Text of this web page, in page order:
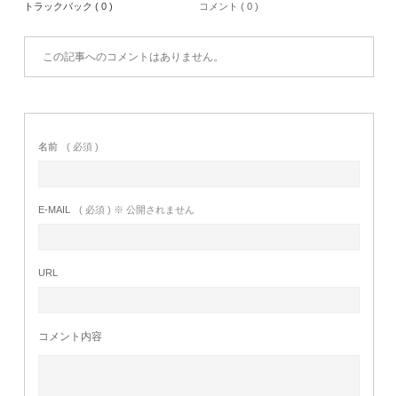
トラックバック ( 0 ) コメント ( 0 )
この記事へのコメントはありません。
名前 ( 必須 )
E-MAIL ( 必須 ) ※ 公開されません
URL
コメント内容